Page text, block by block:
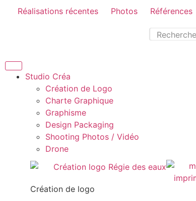
Réalisations récentes Photos Références
Studio Créa
Création de Logo
Charte Graphique
Graphisme
Design Packaging
Shooting Photos / Vidéo
Drone
Création de logo